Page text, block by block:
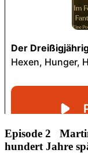
Episode 2
hundert Jahre